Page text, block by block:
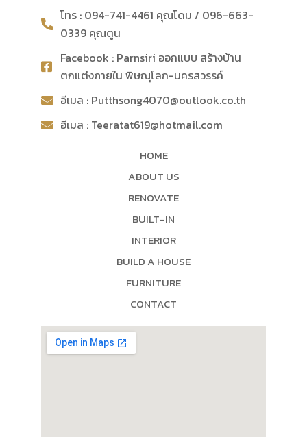
โทร : 094-741-4461 คุณโดม / 096-663-
0339 คุณตูน
Facebook : Parnsiri ออกแบบ สร้างบ้าน
ตกแต่งภายใน พิษณุโลก-นครสวรรค์
อีเมล : Putthsong4070@outlook.co.th
อีเมล : Teeratat619@hotmail.com
HOME
ABOUT US
RENOVATE
BUILT-IN
INTERIOR
BUILD A HOUSE
FURNITURE
CONTACT